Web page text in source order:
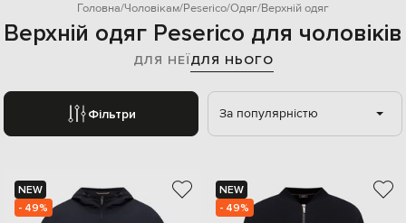
Головна Чоловікам Peserico Одяг Верхній одяг
Верхній одяг Peserico для чоловіків
ДЛЯ НЕЇДЛЯ НЬОГО
Фільтри За популярністю
NEW
- 49%
NEW
- 49%